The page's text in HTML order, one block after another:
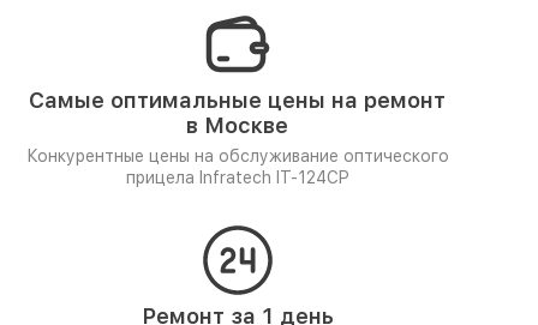
Самые оптимальные цены на ремонт
в Москве
Конкурентные цены на обслуживание оптического
прицела Infratech IT-124CP
Ремонт за 1 день